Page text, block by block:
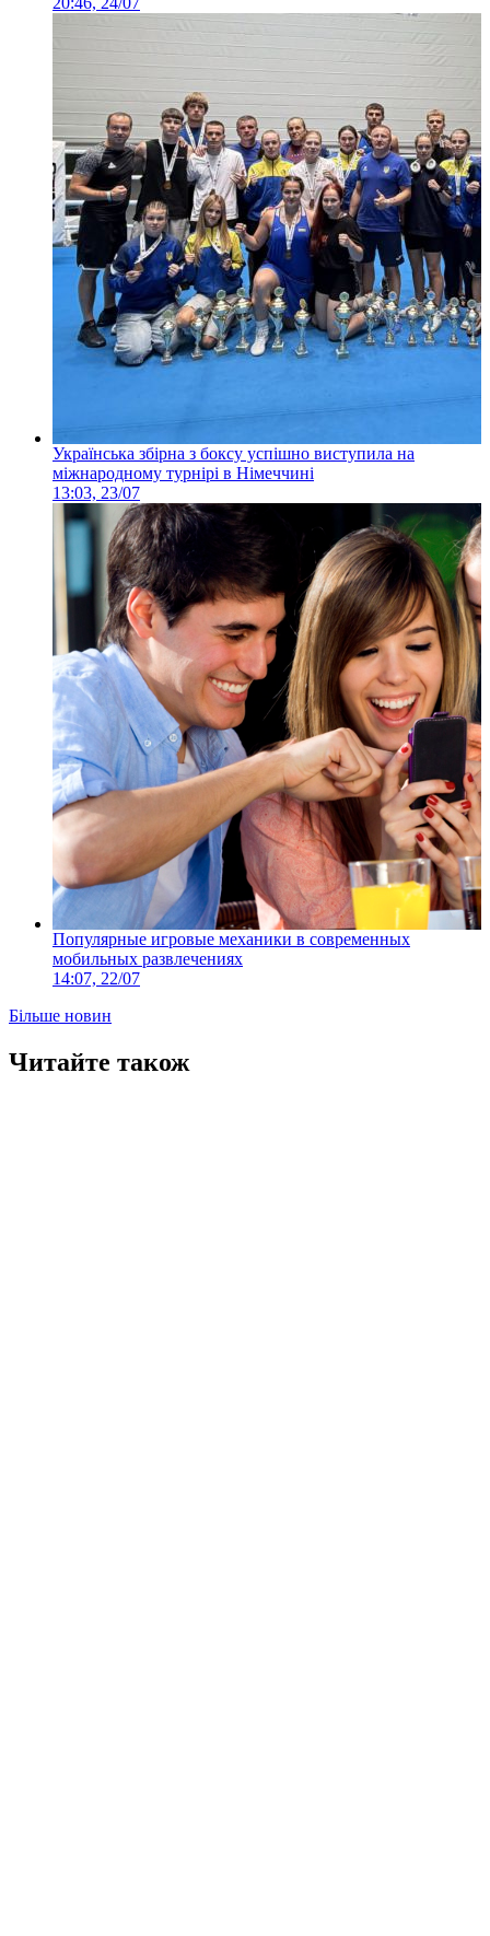
Українська збірна з боксу успішно виступила на
міжнародному турнірі в Німеччині
13:03, 23/07
Популярные игровые механики в современных
мобильных развлечениях
14:07, 22/07
Більше новин
Читайте також